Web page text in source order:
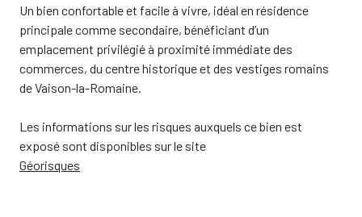
Un bien confortable et facile à vivre, idéal en résidence
principale comme secondaire, bénéficiant d’un
emplacement privilégié à proximité immédiate des
commerces, du centre historique et des vestiges romains
de Vaison-la-Romaine.
Les informations sur les risques auxquels ce bien est
exposé sont disponibles sur le site
Géorisques